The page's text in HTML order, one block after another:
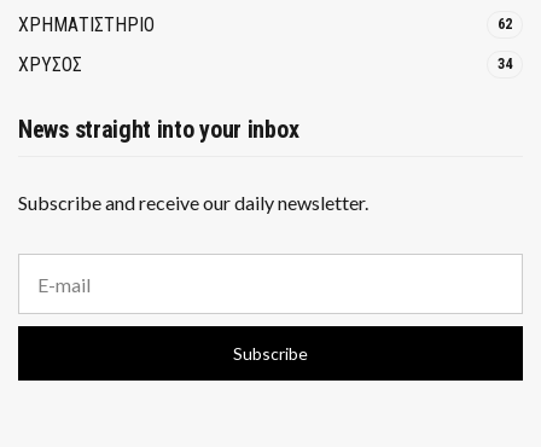
ΧΡΗΜΑΤΙΣΤΗΡΙΟ 62
ΧΡΥΣΟΣ 34
News straight into your inbox
Subscribe and receive our daily newsletter.
a
i
a
Subscribe